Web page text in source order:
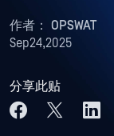
作者： OPSWAT
Sep24,2025
分享此贴